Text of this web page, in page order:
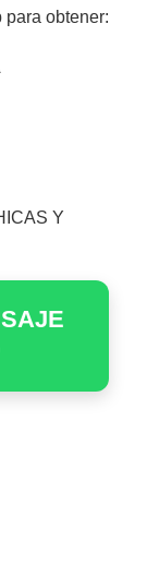
para obtener:
Y